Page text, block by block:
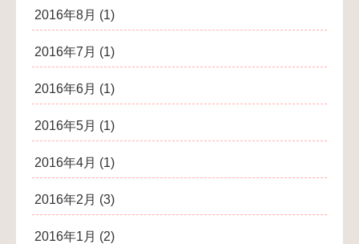
2016年8月 (1)
2016年7月 (1)
2016年6月 (1)
2016年5月 (1)
2016年4月 (1)
2016年2月 (3)
2016年1月 (2)